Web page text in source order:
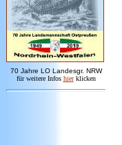
70 Jahre LO Landesgr. NRW
für weitere Infos hier klicken